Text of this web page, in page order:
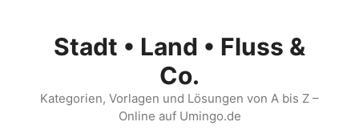
springenStadt • Land • Fluss &
Co.
Kategorien, Vorlagen und Lösungen von A bis Z –
Online auf Umingo.de